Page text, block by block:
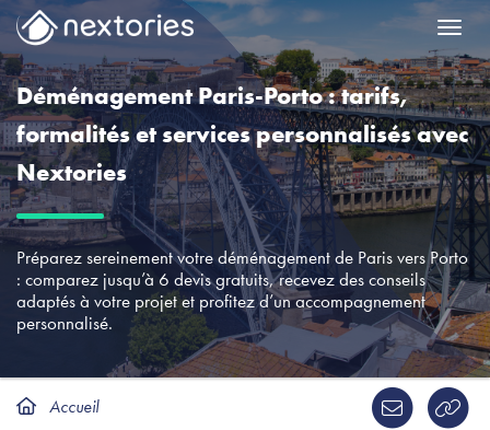
Déménagement Paris-Porto : tarifs,
formalités et services personnalisés avec
Nextories
Préparez sereinement votre déménagement de Paris vers Porto
: comparez jusqu’à 6 devis gratuits, recevez des conseils
adaptés à votre projet et profitez d’un accompagnement
personnalisé.
Accueil